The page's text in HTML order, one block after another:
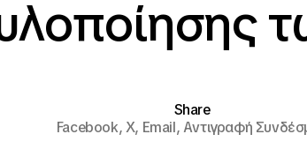
Share
Facebook,X, Email,Αντιγραφή